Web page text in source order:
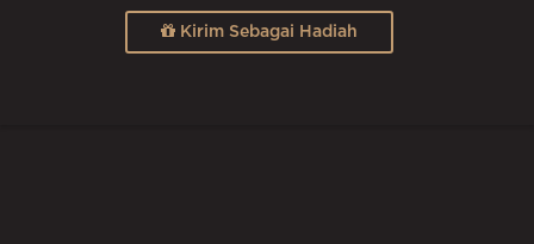
Kirim Sebagai Hadiah